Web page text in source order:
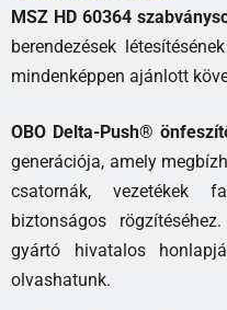
MSZ HD 60364
berendezések
mindenképpen ajánlott
OBO Delta-Push®
generációja, amely
csatornák, vezetékek
biztonságos
gyártó hivatalos
olvashatunk.